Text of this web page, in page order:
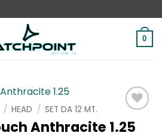
0
Aggiungi
alla lista
/ HEAD / SET DA 12 MT.
Anthracite 1.25